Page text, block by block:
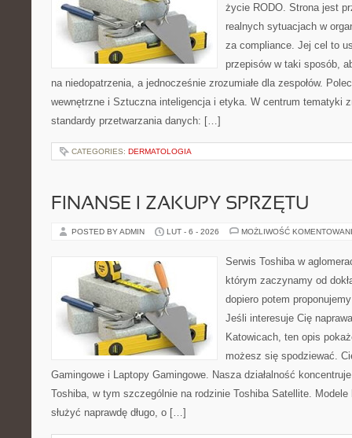
życie RODO. Strona jest
realnych sytuacjach w
za compliance. Jej cel to
przepisów w taki sposób,
na niedopatrzenia, a jednocześnie zrozumiałe dla zespołów.
wewnętrzne i Sztuczna inteligencja i etyka. W centrum tematyki
standardy przetwarzania danych: […]
CATEGORIES: DERMATOLOGIA
FINANSE I ZAKUPY SPRZĘTU
POSTED BY ADMIN LUT - 6 - 2026 MOŻLIWOŚĆ
Serwis Toshiba w
którym zaczynamy od
dopiero potem
Jeśli interesuje Cię
Katowicach, ten opis
możesz się spodziewać.
Gamingowe i Laptopy Gamingowe. Nasza działalność
Toshiba, w tym szczególnie na rodzinie Toshiba Satellite.
służyć naprawdę długo, o […]